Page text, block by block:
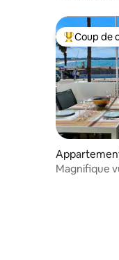
Coups de
Coup de
Magnifique